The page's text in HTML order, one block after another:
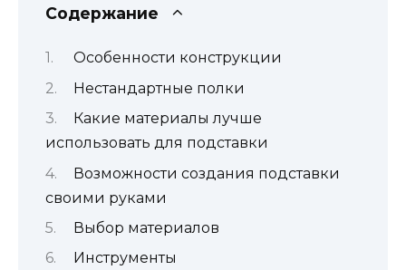
Содержание
Особенности конструкции
Нестандартные полки
Какие материалы лучше
использовать для подставки
Возможности создания подставки
своими руками
Выбор материалов
Инструменты